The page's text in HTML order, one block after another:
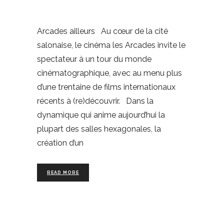
Arcades ailleurs Au cœur de la cité
salonaise, le cinéma les Arcades invite le
spectateur à un tour du monde
cinématographique, avec au menu plus
d’une trentaine de films internationaux
récents à (re)découvrir. Dans la
dynamique qui anime aujourd’hui la
plupart des salles hexagonales, la
création d’un
READ MORE